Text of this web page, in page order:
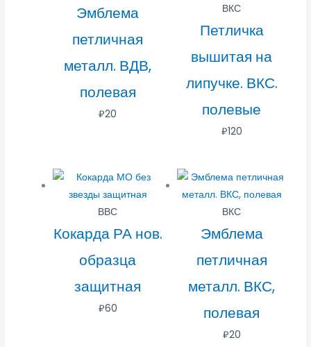
Эмблема
петличная
металл. ВДВ,
полевая
₽20
ВКС
Петличка
вышитая на
липучке. ВКС.
полевые
₽120
ВВС
Кокарда РА нов.
образца
защитная
₽60
ВКС
Эмблема
петличная
металл. ВКС,
полевая
₽20